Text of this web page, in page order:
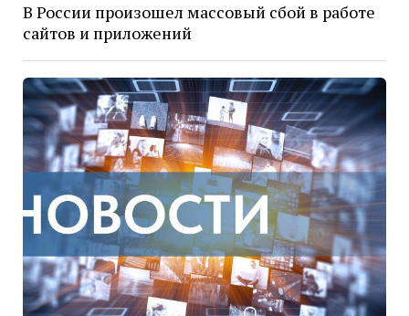
В России произошел массовый сбой в работе
сайтов и приложений